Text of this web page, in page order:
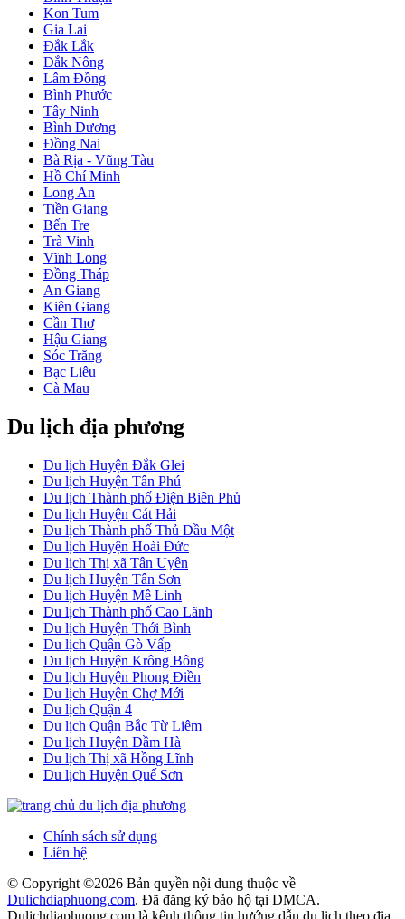
Kon Tum
Gia Lai
Đắk Lắk
Đắk Nông
Lâm Đồng
Bình Phước
Tây Ninh
Bình Dương
Đồng Nai
Bà Rịa - Vũng Tàu
Hồ Chí Minh
Long An
Tiền Giang
Bến Tre
Trà Vinh
Vĩnh Long
Đồng Tháp
An Giang
Kiên Giang
Cần Thơ
Hậu Giang
Sóc Trăng
Bạc Liêu
Cà Mau
Du lịch địa phương
Du lịch Huyện Đắk Glei
Du lịch Huyện Tân Phú
Du lịch Thành phố Điện Biên Phủ
Du lịch Huyện Cát Hải
Du lịch Thành phố Thủ Dầu Một
Du lịch Huyện Hoài Đức
Du lịch Thị xã Tân Uyên
Du lịch Huyện Tân Sơn
Du lịch Huyện Mê Linh
Du lịch Thành phố Cao Lãnh
Du lịch Huyện Thới Bình
Du lịch Quận Gò Vấp
Du lịch Huyện Krông Bông
Du lịch Huyện Phong Điền
Du lịch Huyện Chợ Mới
Du lịch Quận 4
Du lịch Quận Bắc Từ Liêm
Du lịch Huyện Đầm Hà
Du lịch Thị xã Hồng Lĩnh
Du lịch Huyện Quế Sơn
Chính sách sử dụng
Liên hệ
© Copyright ©2026 Bản quyền nội dung thuộc về
Dulichdiaphuong.com. Đã đăng ký bảo hộ tại DMCA.
Dulichdiaphuong.com là kênh thông tin hướng dẫn du lịch theo địa